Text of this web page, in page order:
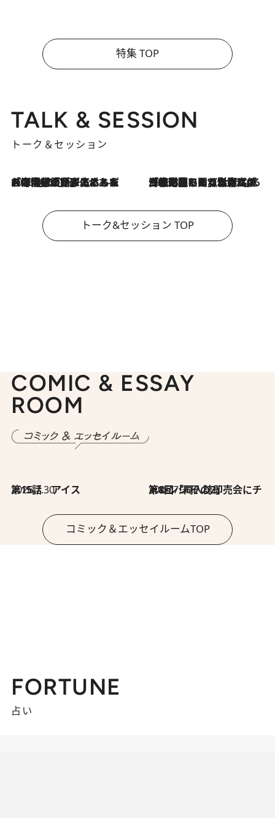
特集 TOP
TALK & SESSION
トーク＆セッション
2026.8.3
「今後値上げがあるとすれば…」「リスクがあるのは今年の冬」エネルギー専門家が語る、ホルムズ海峡封鎖が家庭にもたらす“ある心配” 2026.8.3
「住宅建てられない…」「サーチャージ料の高値が続いている」ホルムズ海峡封鎖による影響はいつまで続く？《エネルギー専門家に聞く“どうなる日本の暮らし”》
トーク&セッション TOP
COMIC & ESSAY
ROOM
2026.7.30
第15話 アイス 2026.7.30
第8回「同人誌即売会にチャレンジ その2」
コミック＆エッセイルームTOP
FORTUNE
占い